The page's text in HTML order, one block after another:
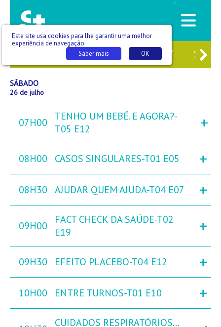
/
SÁB26 DOM 27 SEG
SÁBADO
26 de julho
07H00
TENHO UM BEBÉ. E AGORA?-
T05 E12
+
08H00 CASOS SINGULARES-T01 E05 +
08H30 AJUDAR QUEM AJUDA-T04 E07 +
09H00
FACT CHECK DA SAÚDE-T02
E19
+
09H30 EFEITO PLACEBO-T04 E12 +
10H00 ENTRE TURNOS-T01 E10 +
CUIDADOS RESPIRATÓRIOS…
Este site usa cookies para lhe garantir uma melhor
experiência de navegação.
OK
Saber mais